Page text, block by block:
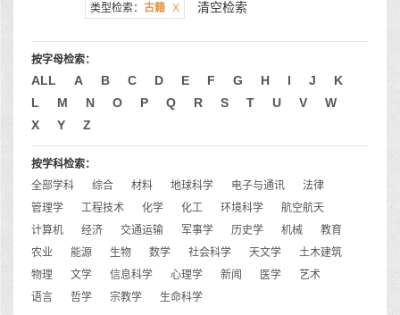
类型检索： 古籍 X 清空检索
按字母检索：
ALL A B C D E F G H I J
K
L
M N O P Q R S T U V
W
X
Y Z
按学科检索：
全部学科
综合 材料 地球科学 电子与通讯
法律
管理学
工程技术 化学 化工 环境科学
航空航天
计算机
经济 交通运输 军事学 历史学 机械
教育
农业
能源 生物 数学 社会科学 天文学
土木建筑
物理
文学 信息科学 心理学 新闻 医学
艺术
语言
哲学 宗教学 生命科学